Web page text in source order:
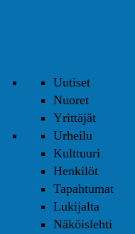
Uutiset
Nuoret
Yrittäjät
Urheilu
Kulttuuri
Henkilöt
Tapahtumat
Lukijalta
Näköislehti